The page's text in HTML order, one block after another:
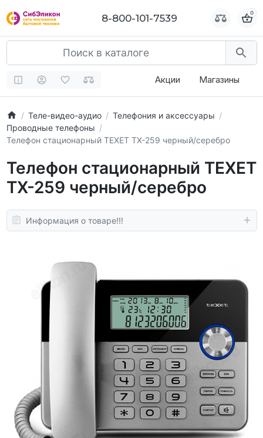
8-800-101-7539 0
Акции Магазины
Теле-видео-аудио
Телефония и аксессуары
Проводные телефоны
Телефон стационарный TEXET TX-259 черный/серебро
Телефон стационарный TEXET
TX-259 черный/серебро
Информация о товаре!!!
8-800-101-7539 0